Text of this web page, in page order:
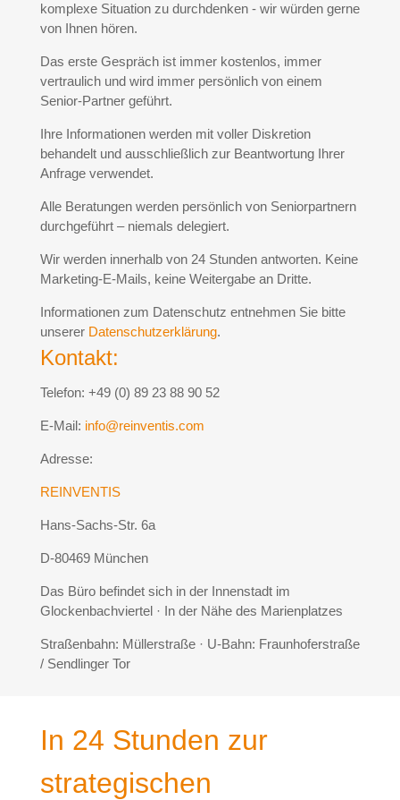
komplexe Situation zu durchdenken - wir würden gerne
von Ihnen hören.
Das erste Gespräch ist immer kostenlos, immer
vertraulich und wird immer persönlich von einem
Senior-Partner geführt.
Ihre Informationen werden mit voller Diskretion
behandelt und ausschließlich zur Beantwortung Ihrer
Anfrage verwendet.
Alle Beratungen werden persönlich von Seniorpartnern
durchgeführt – niemals delegiert.
Wir werden innerhalb von 24 Stunden antworten. Keine
Marketing-E-Mails, keine Weitergabe an Dritte.
Informationen zum Datenschutz entnehmen Sie bitte
unserer Datenschutzerklärung.
Kontakt:
Telefon: +49 (0) 89 23 88 90 52
E-Mail: info@reinventis.com
Adresse:
REINVENTIS
Hans-Sachs-Str. 6a
D-80469 München
Das Büro befindet sich in der Innenstadt im
Glockenbachviertel · In der Nähe des Marienplatzes
Straßenbahn: Müllerstraße · U-Bahn: Fraunhoferstraße
/ Sendlinger Tor
In 24 Stunden zur
strategischen